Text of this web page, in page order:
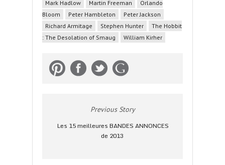
Mark Hadlow
Martin Freeman
Orlando
Bloom
Peter Hambleton
Peter Jackson
Richard Armitage
Stephen Hunter
The Hobbit
: The Desolation of Smaug
William Kirher
Previous Story
Les 15 meilleures BANDES ANNONCES
de 2013